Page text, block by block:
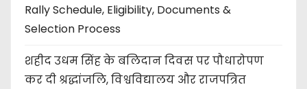
Rally Schedule, Eligibility, Documents &
Selection Process
शहीद उधम सिंह के बलिदान दिवस पर पौधारोपण
कर दी श्रद्धांजलि, विश्वविद्यालय और राजपत्रित